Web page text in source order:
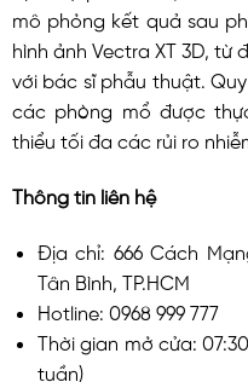
mô phỏng kết quả sau
hình ảnh Vectra XT 3D,
với bác sĩ phẫu thuật.
các phòng mổ được
thiểu tối đa các rủi ro
Thông tin liên hệ
Địa chỉ: 666 Cách
Tân Bình, TP.HCM
Hotline: 0968 999 777
Thời gian mở cửa:
tuần)